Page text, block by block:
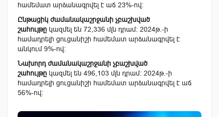
համեմատ արձանագրվել է աճ 23%-ով։
Ընթացիկ ժամանակաշրջանի չբաշխված
շահույթը կազմել են 72,336 մլն դրամ։ 2024թ.-ի
համադրելի ցուցանիշի համեմատ արձանագրվել է
անկում 9%-ով։
Նախորդ ժամանակաշրջանի չբաշխված
շահույթը կազմել են 496,103 մլն դրամ։ 2024թ.-ի
համադրելի ցուցանիշի համեմատ արձանագրվել է աճ
56%-ով։